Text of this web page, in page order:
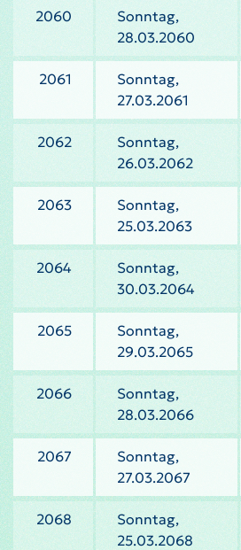
2060
Sonntag,
28.03.2060
2061
Sonntag,
27.03.2061
2062
Sonntag,
26.03.2062
2063
Sonntag,
25.03.2063
2064
Sonntag,
30.03.2064
2065
Sonntag,
29.03.2065
2066
Sonntag,
28.03.2066
2067
Sonntag,
27.03.2067
2068
Sonntag,
25.03.2068